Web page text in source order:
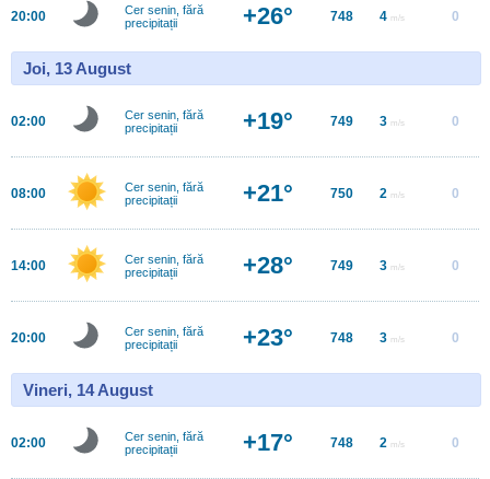
20:00
Cer senin, fără
precipitații
+26° 748 4 m/s 0
Joi, 13 August
02:00
Cer senin, fără
precipitații
+19° 749 3 m/s 0
08:00
Cer senin, fără
precipitații
+21° 750 2 m/s 0
14:00
Cer senin, fără
precipitații
+28° 749 3 m/s 0
20:00
Cer senin, fără
precipitații
+23° 748 3 m/s 0
Vineri, 14 August
02:00
Cer senin, fără
precipitații
+17° 748 2 m/s 0